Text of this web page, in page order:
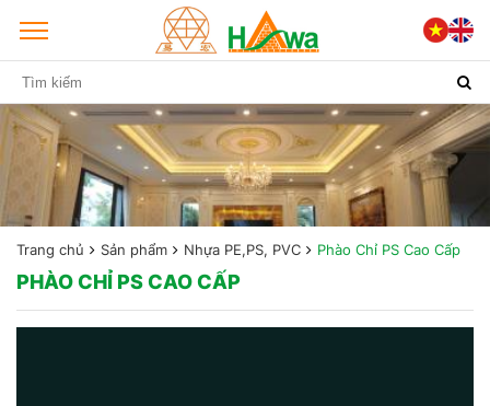
Trang chủ Sản phẩm Nhựa PE,PS, PVC Phào Chỉ PS Cao Cấp
PHÀO CHỈ PS CAO CẤP